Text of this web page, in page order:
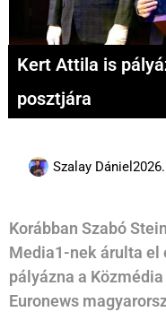
Kert Attila is
posztjára
Szalay Dániel
Korábban Szabó
Media1-nek árulta el
pályázna a
Euronews